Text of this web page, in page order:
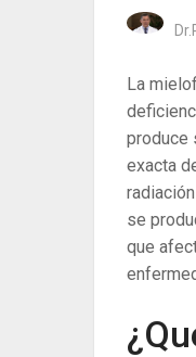
La
produce
exacta
se
que